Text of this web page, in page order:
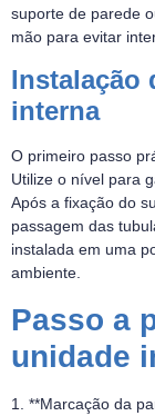
suporte de parede
mão para evitar
Instalação
interna
O primeiro passo
Utilize o nível para
Após a fixação do
passagem das
instalada em uma
ambiente.
Passo a
unidade
1. **Marcação da